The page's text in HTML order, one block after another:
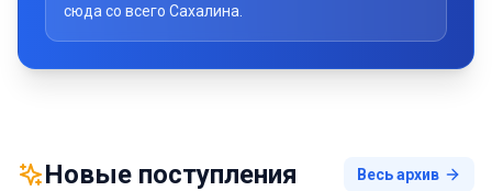
сюда со всего Сахалина.
Новые поступления Весь архив